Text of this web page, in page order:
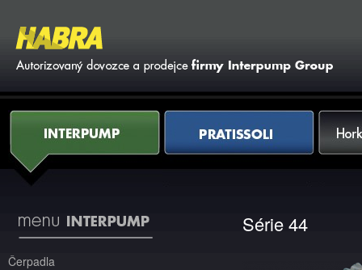
Interpump Pratissoli
Série 44
Čerpadla